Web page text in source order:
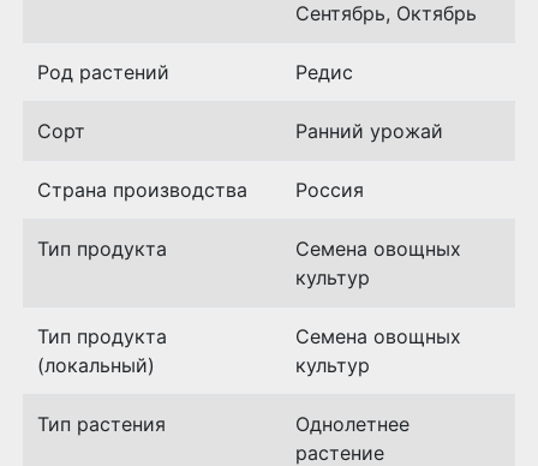
Сентябрь, Октябрь
Род растений Редис
Сорт Ранний урожай
Страна производства Россия
Тип продукта
Семена овощных
культур
Тип продукта
(локальный)
Семена овощных
культур
Тип растения
Однолетнее
растение